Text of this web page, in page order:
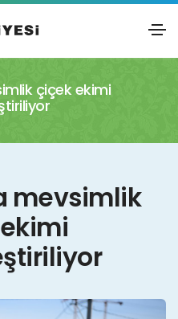
çiçek ekimi
mevsimlik